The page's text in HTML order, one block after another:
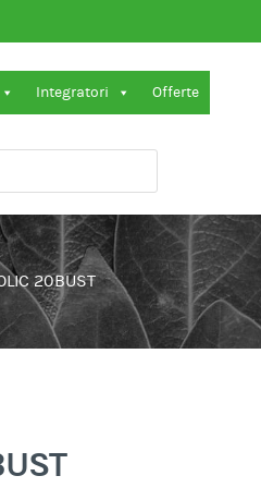
Integratori Offerte
20BUST